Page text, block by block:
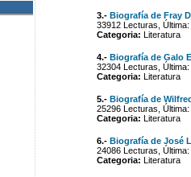
3.- Biografía de Fray
33912 Lecturas,
Categoria: Literatura
4.- Biografía de Galo
32304 Lecturas,
Categoria: Literatura
5.- Biografía de
25296 Lecturas,
Categoria: Literatura
6.- Biografía de José
24086 Lecturas,
Categoria: Literatura